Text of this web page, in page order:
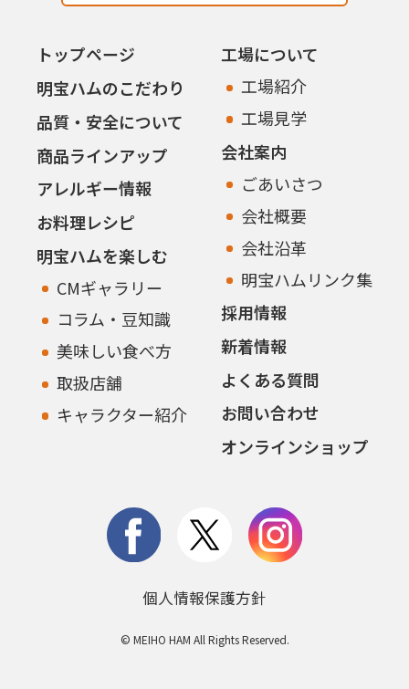
トップページ
明宝ハムのこだわり
品質・安全について
商品ラインアップ
アレルギー情報
お料理レシピ
明宝ハムを楽しむ
CMギャラリー
コラム・豆知識
美味しい食べ方
取扱店舗
キャラクター紹介
工場について
工場紹介
工場見学
会社案内
ごあいさつ
会社概要
会社沿革
明宝ハムリンク集
採用情報
新着情報
よくある質問
お問い合わせ
オンラインショップ
個人情報保護方針
© MEIHO HAM All Rights Reserved.